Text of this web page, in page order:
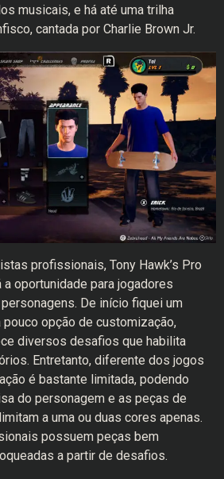
musicais, e há até uma trilha
cantada por Charlie Brown Jr.
profissionais, Tony Hawk’s Pro
oportunidade para jogadores
De início fiquei um
opção de customização,
diversos desafios que habilita
Entretanto, diferente dos jogos
é bastante limitada, podendo
do personagem e as peças de
a uma ou duas cores apenas.
possuem peças bem
a partir de desafios.